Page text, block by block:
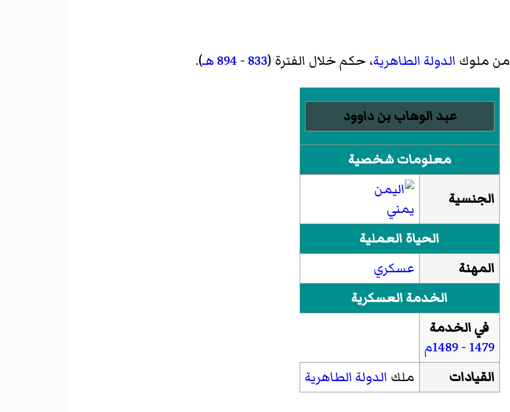
من ملوك الدولة الطاهرية، حكم خلال الفترة (833
- 894 هـ ).
عبد الوهاب بن داوود
معلومات شخصية
الجنسية
يمني
الحياة العملية
المهنة
عسكري
الخدمة العسكرية
في الخدمة
1479
-1489م
القيادات
ملك الدولة الطاهرية